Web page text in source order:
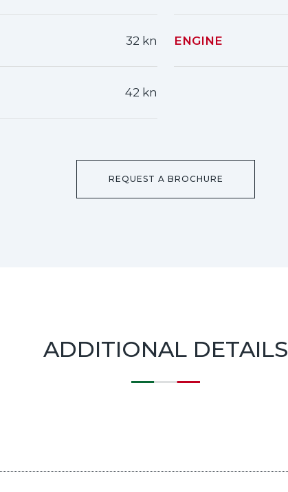
32 kn
42 kn
ENGINE
REQUEST A BROCHURE
ADDITIONAL DETAILS